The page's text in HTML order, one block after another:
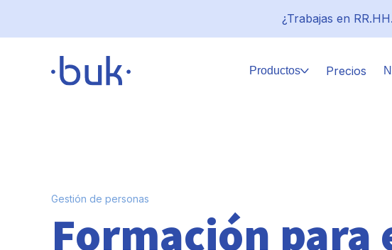
¿Trabajas en
Productos Precios
Gestión de personas
Formación para